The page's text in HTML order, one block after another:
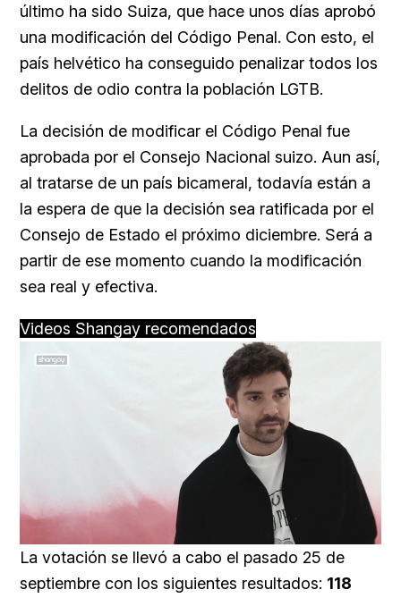
último ha sido Suiza, que hace unos días aprobó
una modificación del Código Penal. Con esto, el
país helvético ha conseguido penalizar todos los
delitos de odio contra la población LGTB.
La decisión de modificar el Código Penal fue
aprobada por el Consejo Nacional suizo. Aun así,
al tratarse de un país bicameral, todavía están a
la espera de que la decisión sea ratificada por el
Consejo de Estado el próximo diciembre. Será a
partir de ese momento cuando la modificación
sea real y efectiva.
Videos Shangay recomendados
100.00%
La votación se llevó a cabo el pasado 25 de
septiembre con los siguientes resultados: 118